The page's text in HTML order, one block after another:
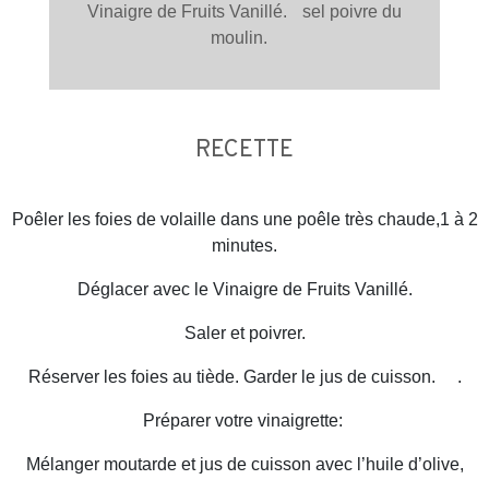
Vinaigre de Fruits Vanillé. sel poivre du
moulin.
RECETTE
Poêler les foies de volaille dans une poêle très chaude,1 à 2
minutes.
Déglacer avec le Vinaigre de Fruits Vanillé.
Saler et poivrer.
Réserver les foies au tiède. Garder le jus de cuisson. .
Préparer votre vinaigrette:
Mélanger moutarde et jus de cuisson avec l’huile d’olive,